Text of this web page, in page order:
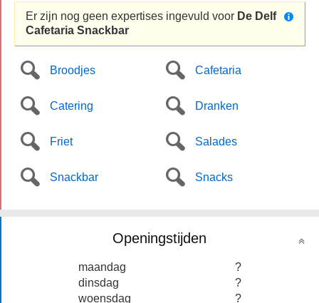
Er zijn nog geen expertises ingevuld voor De Delf
Cafetaria Snackbar
Broodjes Cafetaria
Catering Dranken
Friet Salades
Snackbar Snacks
Openingstijden
maandag
?
dinsdag
?
woensdag
?